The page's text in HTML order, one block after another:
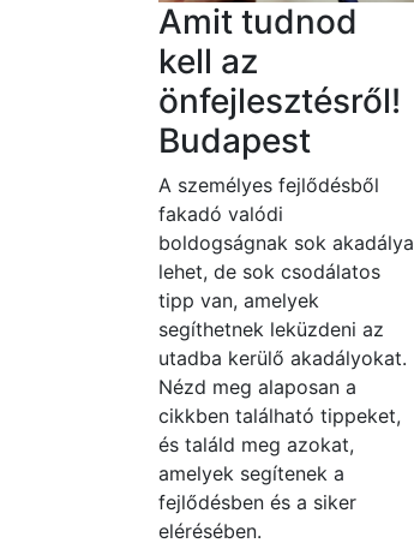
Amit tudnod
kell az
önfejlesztésről!
Budapest
A személyes fejlődésből
fakadó valódi
boldogságnak sok akadálya
lehet, de sok csodálatos
tipp van, amelyek
segíthetnek leküzdeni az
utadba kerülő akadályokat.
Nézd meg alaposan a
cikkben található tippeket,
és találd meg azokat,
amelyek segítenek a
fejlődésben és a siker
elérésében.